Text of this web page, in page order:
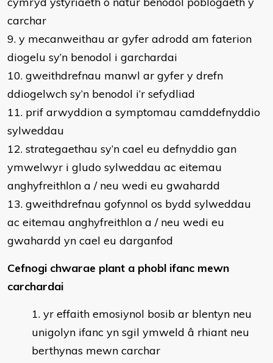
carchar
9. y mecanweithau ar gyfer adrodd am faterion
diogelu sy’n benodol i garchardai
10. gweithdrefnau manwl ar gyfer y drefn
ddiogelwch sy’n benodol i’r sefydliad
11. prif arwyddion a symptomau camddefnyddio
sylweddau
12. strategaethau sy’n cael eu defnyddio gan
ymwelwyr i gludo sylweddau ac eitemau
anghyfreithlon a / neu wedi eu gwahardd
13. gweithdrefnau gofynnol os bydd sylweddau
ac eitemau anghyfreithlon a / neu wedi eu
gwahardd yn cael eu darganfod
Cefnogi chwarae plant a phobl ifanc mewn
carchardai
yr effaith emosiynol bosib ar blentyn neu
unigolyn ifanc yn sgil ymweld â rhiant neu
berthynas mewn carchar